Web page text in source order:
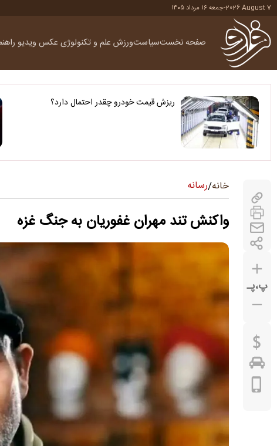
2026 August 7
-جمعه ۱۶ مرداد ۱۴۰۵
صفحه نخستسیاستورزش علم و تکنولوژی عکس ویدیو
ریزش قیمت خودرو چقدر احتمال دارد؟
پ،پـ
خانه/رسانه
واکنش تند مهران غفوریان به جنگ غزه